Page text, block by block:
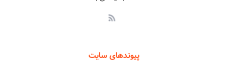
پیوندهای سایت